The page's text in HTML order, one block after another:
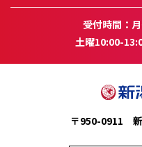
受付時間：
土曜10:00-
〒950-0911